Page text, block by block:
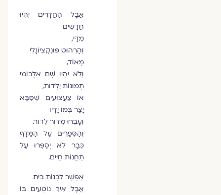
אֲבָל הַחֲדָרִים יִהְיוּ
חֲדָשִׁים
מִדַּי,
וְהָרִהוּט פוּנְקְצִיּוֹנָלִי
מְאוֹד,
וְלֹא יִהְיוּ שָׁם אַלְבּוֹמֵי
תְּמוּנוֹת יַלְדוּת,
אוֹ צַעֲצוּעִים שֶׁסַּבָּא
יָצַר בְּמוֹ יָדָיו
וְעָבְרוּ מִדּוֹר לְדוֹר.
וְהַסְּפָרִים עַל הַמַּדָּף
כְּבָר לֹא יְסַפְּרוּ עַל
תַּחֲנוֹת חַיִּים.
אֶפְשָׁר לִבְנוֹת בַּיִת
אֲבָל אֵיךְ נוֹטְעִים בּוֹ